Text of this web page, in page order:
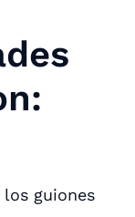
guiones